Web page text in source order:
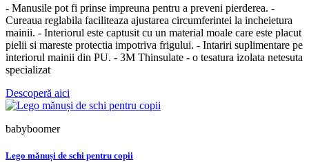
- Manusile pot fi prinse impreuna pentru a preveni pierderea. -
Cureaua reglabila faciliteaza ajustarea circumferintei la incheietura
mainii. - Interiorul este captusit cu un material moale care este placut
pielii si mareste protectia impotriva frigului. - Intariri suplimentare pe
interiorul mainii din PU. - 3M Thinsulate - o tesatura izolata netesuta
specializat
Descoperă aici
babyboomer
Lego mănuși de schi pentru copii